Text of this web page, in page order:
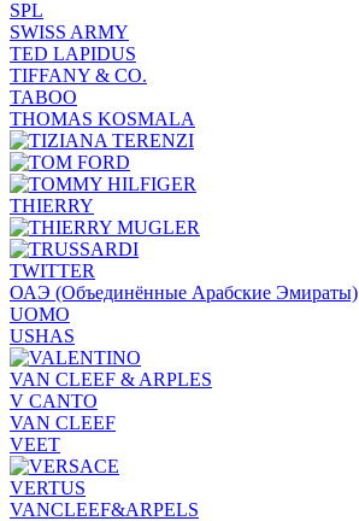
SPL
SWISS ARMY
TED LAPIDUS
TIFFANY & CO.
TABOO
THOMAS KOSMALA
THIERRY
TWITTER
ОАЭ (Объединённые Арабские Эмираты)
UOMO
USHAS
VAN CLEEF & ARPLES
V CANTO
VAN CLEEF
VEET
VERTUS
VANCLEEF&ARPELS